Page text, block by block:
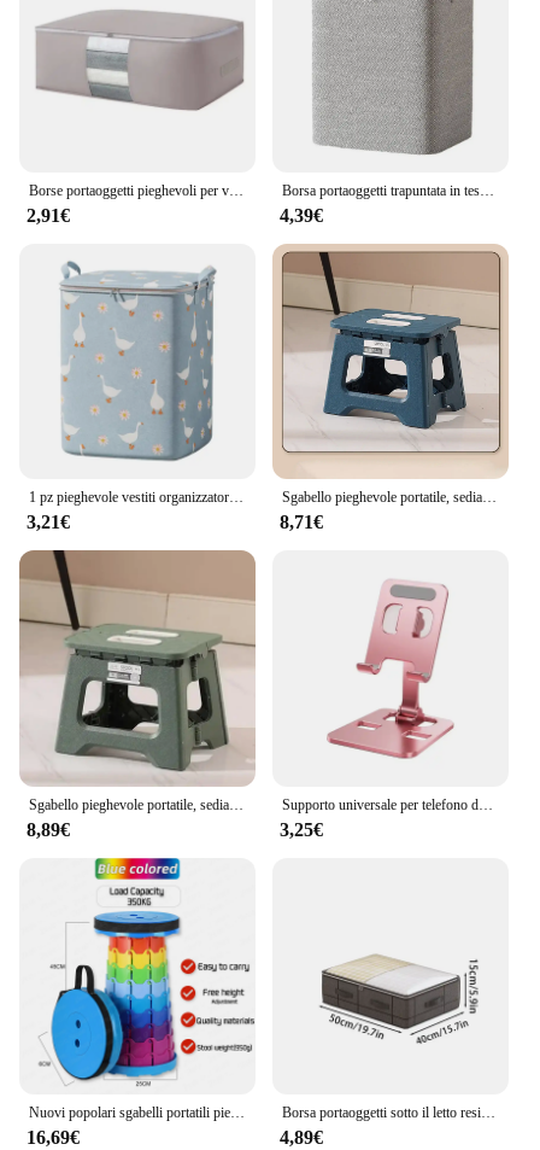
2,91€
Borsa portaoggetti trapuntata in tessuto Non tessuto con coperchi cerniera contenitori trapuntati pieghevoli per vestiti contenitore borsa antipolvere di grande capacità organizzare
4,39€
1 pz pieghevole vestiti organizzatore vestiti borse portaoggetti trapunta di grande capacità scatola mobile borsa tote antipolvere abbigliamento guardaroba casa
3,21€
Sgabello pieghevole portatile, sedia da pesca pieghevole ultraleggera, sgabello da campeggio pieghevole per spiaggia, escursionismo, viaggio, sedia pieghevole
8,71€
Sgabello pieghevole portatile, sedia da pesca pieghevole ultraleggera, sgabello da campeggio pieghevole per spiaggia, escursionismo, viaggio, sedia pieghevole
8,89€
Supporto universale per telefono da tavolo pieghevole in lega di alluminio per supporto per telefono cellulare per supporto in metallo da tavolo per Tablet
3,25€
Nuovi popolari sgabelli portatili pieghevoli, sedie da spiaggia, outdoor, campeggio, metropolitana, code, pesca, viaggi, pieghevoli, sedili da picnic
16,69€
Borsa portaoggetti sotto il letto resistente scatola portaoggetti pieghevole con grande finestra trasparente adatta per armadi biancheria da letto per dormitori
4,89€